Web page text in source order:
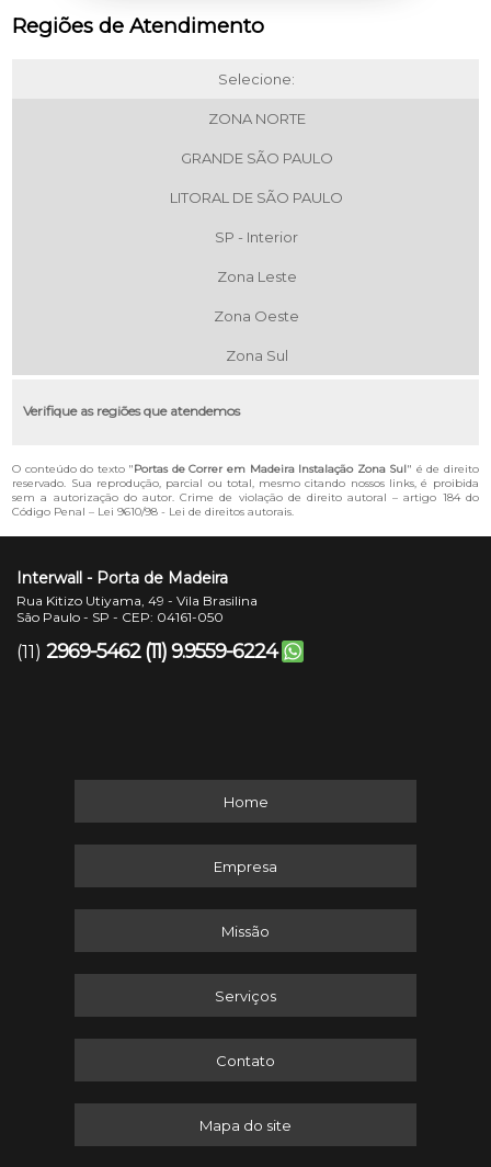
Regiões de Atendimento
Selecione:
ZONA NORTE
GRANDE SÃO PAULO
LITORAL DE SÃO PAULO
SP - Interior
Zona Leste
Zona Oeste
Zona Sul
Verifique as regiões que atendemos
O conteúdo do texto "Portas de Correr em Madeira Instalação Zona Sul" é de direito
reservado. Sua reprodução, parcial ou total, mesmo citando nossos links, é proibida
sem a autorização do autor. Crime de violação de direito autoral – artigo 184 do
Código Penal – Lei 9610/98 - Lei de direitos autorais.
Interwall - Porta de Madeira
Rua Kitizo Utiyama, 49 - Vila Brasilina
São Paulo - SP - CEP: 04161-050
(11) 2969-5462 (11) 9.9559-6224
Home
Empresa
Missão
Serviços
Contato
Mapa do site